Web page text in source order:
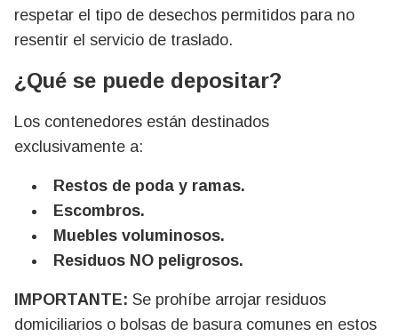
respetar el tipo de desechos permitidos para no
resentir el servicio de traslado.
¿Qué se puede depositar?
Los contenedores están destinados
exclusivamente a:
Restos de poda y ramas.
Escombros.
Muebles voluminosos.
Residuos NO peligrosos.
IMPORTANTE: Se prohíbe arrojar residuos
domiciliarios o bolsas de basura comunes en estos